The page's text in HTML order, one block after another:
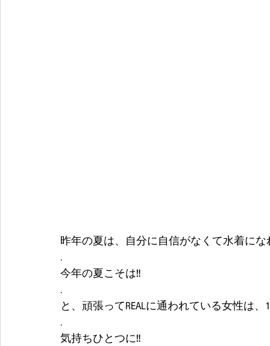
昨年の夏は、自分に自信がなくて水着に
.
今年の夏こそは‼️
.
と、頑張ってREALに通われている女性は
.
気持ちひとつに‼️